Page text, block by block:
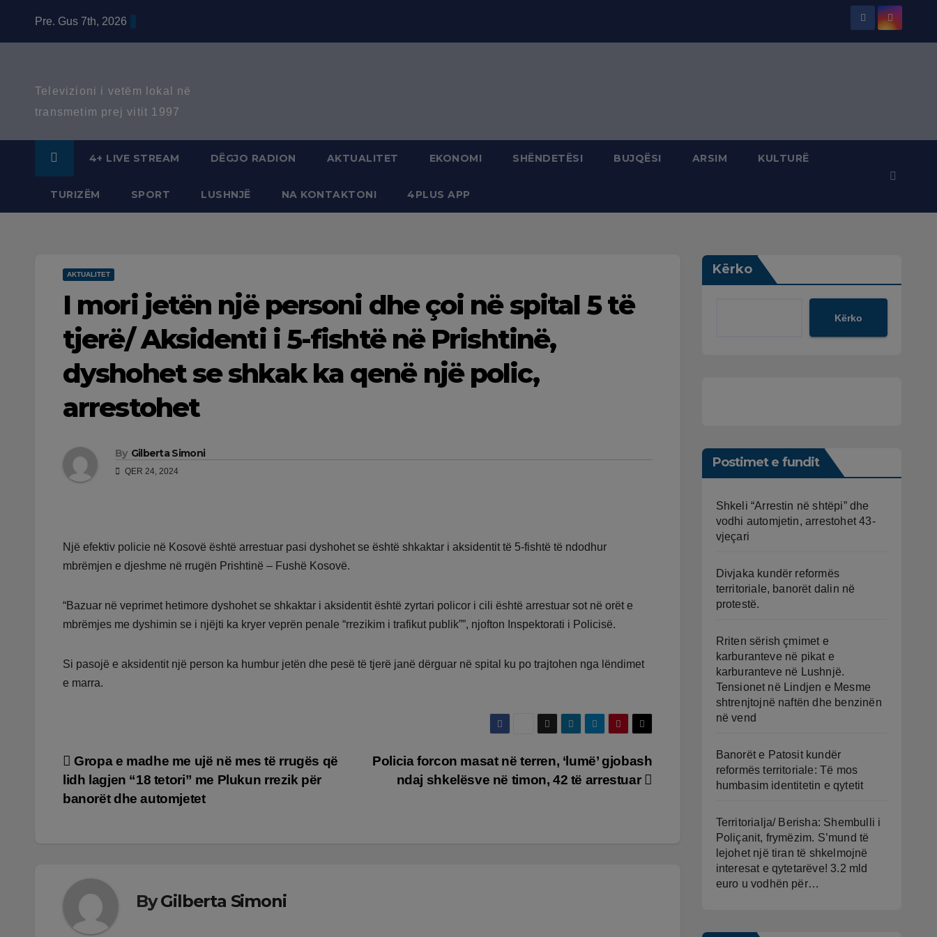
Pre. Gus 7th, 2026
Televizioni i vetëm lokal në
transmetim prej vitit 1997
4+ LIVE STREAM DËGJO RADION AKTUALITET EKONOMI SHËNDETËSI BUJQËSI ARSIM KULTURË
TURIZËM SPORT LUSHNJË NA KONTAKTONI 4PLUS APP
AKTUALITET
I mori jetën një personi dhe çoi në spital 5 të
tjerë/ Aksidenti i 5-fishtë në Prishtinë,
dyshohet se shkak ka qenë një polic,
arrestohet
By Gilberta Simoni
QER 24, 2024
Një efektiv policie në Kosovë është arrestuar pasi dyshohet se është shkaktar i aksidentit të 5-fishtë të ndodhur
mbrëmjen e djeshme në rrugën Prishtinë – Fushë Kosovë.
“Bazuar në veprimet hetimore dyshohet se shkaktar i aksidentit është zyrtari policor i cili është arrestuar sot në orët e
mbrëmjes me dyshimin se i njëjti ka kryer veprën penale “rrezikim i trafikut publik””, njofton Inspektorati i Policisë.
Si pasojë e aksidentit një person ka humbur jetën dhe pesë të tjerë janë dërguar në spital ku po trajtohen nga lëndimet
e marra.
Lëvizje
te
Policia forcon masat në terren, ‘lumë’ gjobash
ndaj shkelësve në timon, 42 të arrestuar
Gropa e madhe me ujë në mes të rrugës që
lidh lagjen “18 tetori” me Plukun rrezik për
banorët dhe automjetet
ByGilberta Simoni
Kërko
Kërko
Postimet e fundit
Shkeli “Arrestin në shtëpi” dhe
vodhi automjetin, arrestohet 43-
vjeçari
Divjaka kundër reformës
territoriale, banorët dalin në
protestë.
Rriten sërish çmimet e
karburanteve në pikat e
karburanteve në Lushnjë.
Tensionet në Lindjen e Mesme
shtrenjtojnë naftën dhe benzinën
në vend
Banorët e Patosit kundër
reformës territoriale: Të mos
humbasim identitetin e qytetit
Territorialja/ Berisha: Shembulli i
Poliçanit, frymëzim. S’mund të
lejohet një tiran të shkelmojnë
interesat e qytetarëve! 3.2 mld
euro u vodhën për…